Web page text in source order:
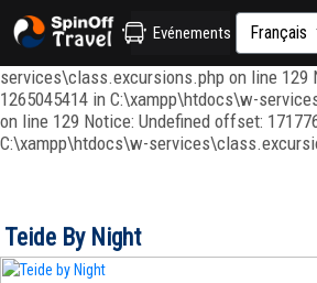
Notice: Undefined index: ordenar in
services\repositories\GroupRepository.php
Undefined offset: 1265045344 in
services\class.excursions.php on line 129
1265045414 in C:\xampp\htdocs\w-
on line 129 Notice: Undefined offset:
C:\xampp\htdocs\w-
Evénements Français
Teide By Night